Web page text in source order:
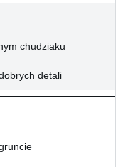
chudziaku
detali